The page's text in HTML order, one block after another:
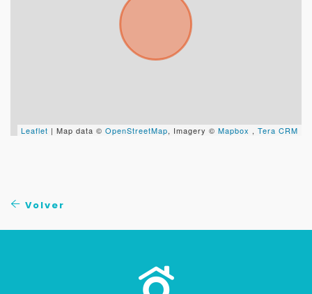
Leaflet | Map data © OpenStreetMap, Imagery © Mapbox , Tera CRM
Volver